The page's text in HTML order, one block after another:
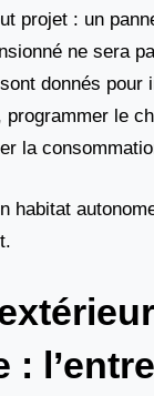
projet : un
ne sera
donnés pour
le
la
habitat
: